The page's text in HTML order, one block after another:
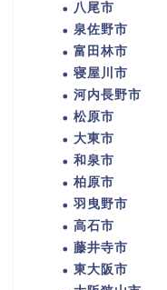
八尾市
泉佐野市
富田林市
寝屋川市
河内長野市
松原市
大東市
和泉市
柏原市
羽曳野市
高石市
藤井寺市
東大阪市